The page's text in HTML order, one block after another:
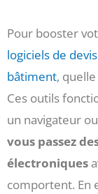
Pour booster
logiciels de
bâtiment,
Ces outils
un navigateur
vous passez
électroniques
comportent. En